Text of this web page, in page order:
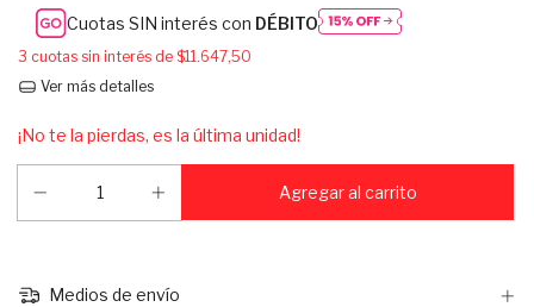
Cuotas SIN interés con DÉBITO
3 cuotas sin interés de $11.647,50
Ver más detalles
¡No te la pierdas, es la última unidad!
Medios de envío